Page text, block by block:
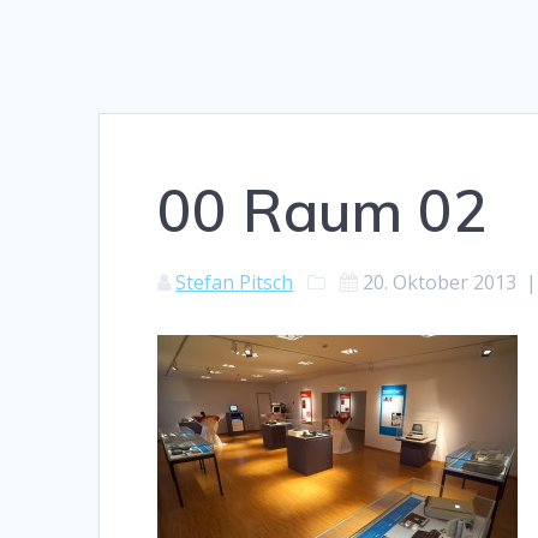
00 Raum 02
Stefan Pitsch 20. Oktober 2013